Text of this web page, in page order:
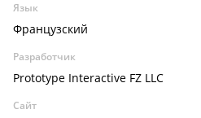
Язык
Французский
Разработчик
Prototype Interactive FZ LLC
Сайт